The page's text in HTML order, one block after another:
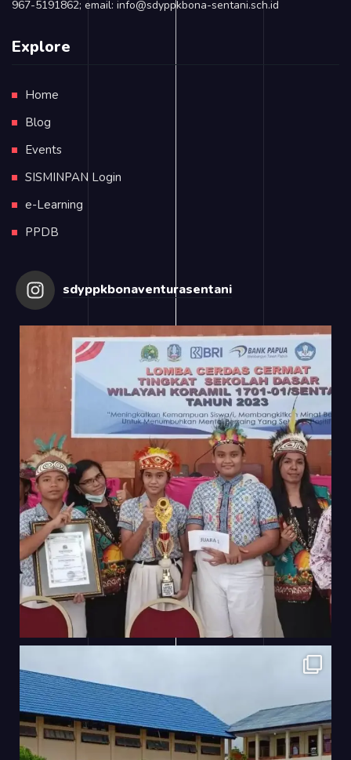
967-5191862; email: info@sdyppkbona-sentani.sch.id
Explore
Home
Blog
Events
SISMINPAN Login
e-Learning
PPDB
sdyppkbonaventurasentani